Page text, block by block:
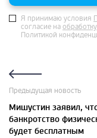
Я принимаю условия
согласие на
Политикой
Предыдущая новость
Мишустин заявил,
банкротство
будет бесплатным